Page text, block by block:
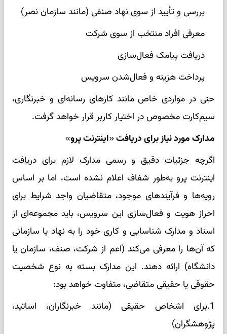
بررسی و تأیید از سوی نهاد صنفی (مانند سازمان نصر)
معرفی افراد منتخب از سوی شرکت
دریافت پیامک فعال‌سازی
پرداخت هزینه و فعال‌شدن سرویس
حتی در مواردی خاص مانند کار‌های رسانه‌ای و خبرنگاری،
سیم‌کارت مخصوص در اختیار کاربر قرار خواهد گرفت.
مدارک مورد نیاز برای دریافت «اینترنت پرو»
اگرچه جزئیات دقیق و رسمی مدارک لازم برای دریافت
اینترنت پرو به‌طور شفاف اعلام نشده است، اما بر اساس
رویه‌ها و فرآیندهای موجود، متقاضیان واجد شرایط برای
احراز هویت و فعال‌سازی این سرویس، باید مجموعه‌ای از
اسناد و مدارک شناسایی و کاری خود را به نهاد یا سازمانی
که آن‌ها را معرفی می‌کند (اعم از شرکت، صنف، سازمان یا
دانشگاه) ارائه دهند. این مدارک بسته به نوع شخصیت
حقوقی یا حقیقی متقاضی، متفاوت خواهد بود:
1.برای اشخاص حقیقی (مانند خبرنگاران، اساتید،
پژوهشگران)